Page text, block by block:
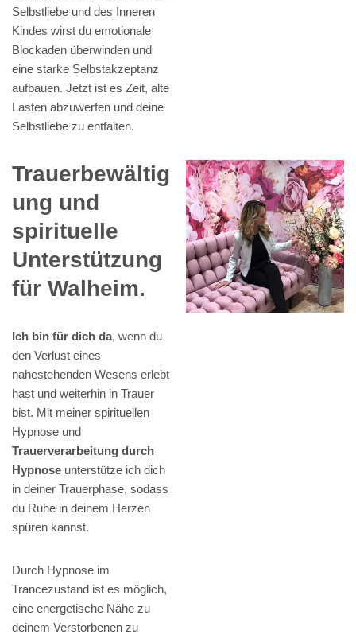
Selbstliebe und des Inneren
Kindes wirst du emotionale
Blockaden überwinden und
eine starke Selbstakzeptanz
aufbauen. Jetzt ist es Zeit, alte
Lasten abzuwerfen und deine
Selbstliebe zu entfalten.
Trauerbewältig
ung und
spirituelle
Unterstützung
für Walheim.
Ich bin für dich da, wenn du
den Verlust eines
nahestehenden Wesens erlebt
hast und weiterhin in Trauer
bist. Mit meiner spirituellen
Hypnose und
Trauerverarbeitung durch
Hypnose unterstütze ich dich
in deiner Trauerphase, sodass
du Ruhe in deinem Herzen
spüren kannst.
Durch Hypnose im
Trancezustand ist es möglich,
eine energetische Nähe zu
deinem Verstorbenen zu